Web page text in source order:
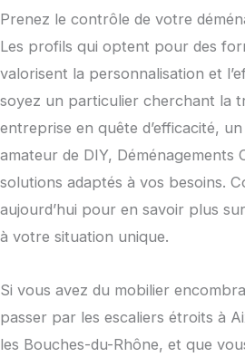
Prenez le contrôle de votre
Les profils qui optent pour des
valorisent la personnalisation et
soyez un particulier cherchant la
entreprise en quête d’efficacité,
amateur de DIY, Déménagements
solutions adaptés à vos besoins.
aujourd’hui pour en savoir plus
à votre situation unique.
Si vous avez du mobilier
passer par les escaliers étroits à
les Bouches-du-Rhône, et que